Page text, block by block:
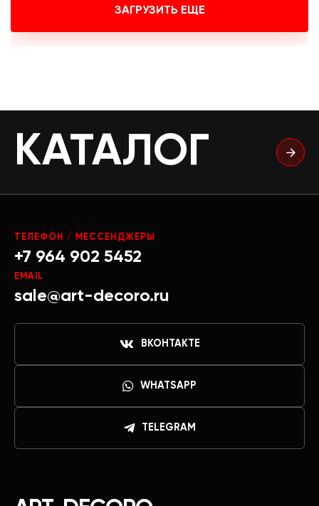
ЗАГРУЗИТЬ ЕЩЕ
КАТАЛОГ
ТЕЛЕФОН / МЕССЕНДЖЕРЫ
+7 964 902 5452
EMAIL
sale@art-decoro.ru
ВКОНТАКТЕ
WHATSAPP
TELEGRAM